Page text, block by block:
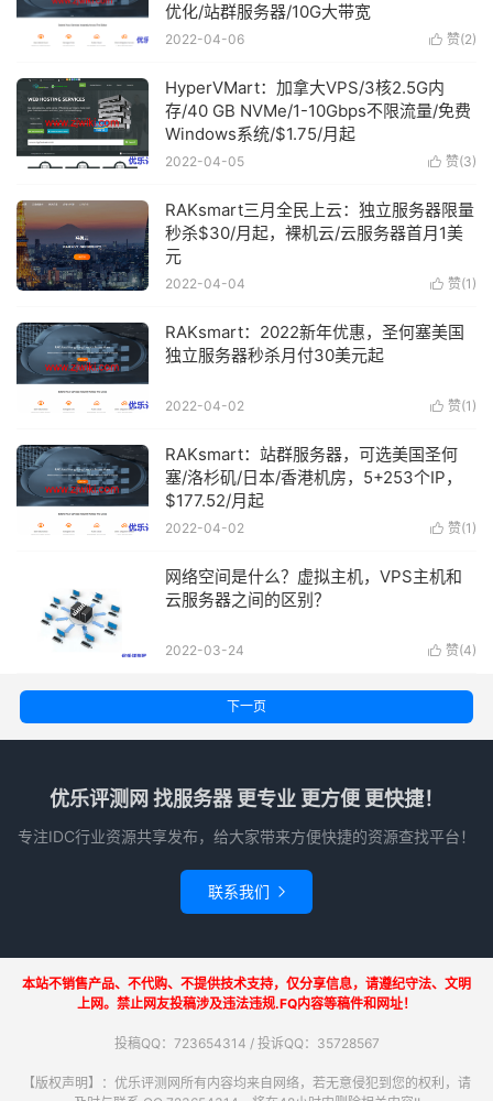
优化/站群服务器/10G大带宽
 赞(2)
2022-04-06
HyperVMart：加拿大VPS/3核2.5G内
存/40 GB NVMe/1-10Gbps不限流量/免费
Windows系统/$1.75/月起
 赞(3)
2022-04-05
RAKsmart三月全民上云：独立服务器限量
秒杀$30/月起，裸机云/云服务器首月1美
元
 赞(1 )
2022-04-04
RAKsmart：2022新年优惠，圣何塞美国
独立服务器秒杀月付30美元起
 赞(1 )
2022-04-02
RAKsmart：站群服务器，可选美国圣何
塞/洛杉矶/日本/香港机房，5+253个IP，
$177.52/月起
 赞(1 )
2022-04-02
网络空间是什么？虚拟主机，VPS主机和
云服务器之间的区别？
 赞(4)
2022-03-24
下一页
优乐评测网 找服务器 更专业 更方便 更快捷！
专注IDC行业资源共享发布，给大家带来方便快捷的资源查找平台！
联系我们 
本站不销售产品、不代购、不提供技术支持，仅分享信息，请遵纪守法、文明
上网。禁止网友投稿涉及违法违规.FQ内容等稿件和网址！
投稿QQ：723654314 / 投诉QQ：35728567
【版权声明】：优乐评测网所有内容均来自网络，若无意侵犯到您的权利，请